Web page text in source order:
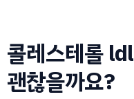
콜레스테롤
괜찮을까요?